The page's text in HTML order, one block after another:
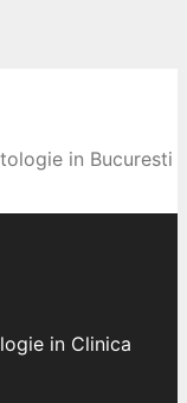
in Bucuresti
in Clinica